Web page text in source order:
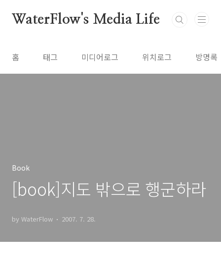
WaterFlow's Media Life
홈 태그 미디어로그 위치로그 방명록
Book
[book]지도 밖으로 행군하라
by WaterFlow 2007. 7. 28.